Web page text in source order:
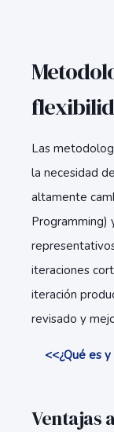
Las
la necesidad
altamente
Programming)
iteraciones
iteración
revisado y
<<¿Qué es
Ventajas